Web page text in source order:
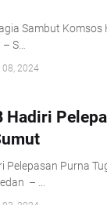
Sambut Komsos
S…
08, 2024
Hadiri
Pelepasan Purna
– …